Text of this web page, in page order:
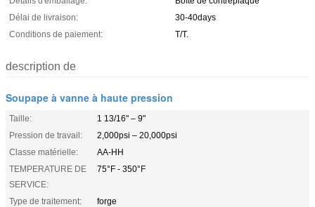
Délai de livraison:
30-40days
Conditions de paiement:
T/T.
description de
Soupape à vanne à haute pression
Taille:
1 13/16" – 9"
Pression de travail:
2,000psi – 20,000psi
Classe matérielle:
AA-HH
TEMPERATURE DE
SERVICE:
75°F - 350°F
Type de traitement:
forge